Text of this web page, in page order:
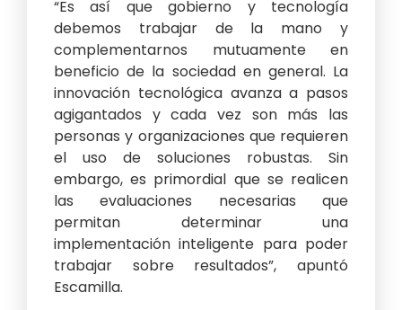
“Es así que gobierno y tecnología
debemos trabajar de la mano y
complementarnos mutuamente en
beneficio de la sociedad en general. La
innovación tecnológica avanza a pasos
agigantados y cada vez son más las
personas y organizaciones que requieren
el uso de soluciones robustas. Sin
embargo, es primordial que se realicen
las evaluaciones necesarias que
permitan determinar una
implementación inteligente para poder
trabajar sobre resultados”, apuntó
Escamilla.